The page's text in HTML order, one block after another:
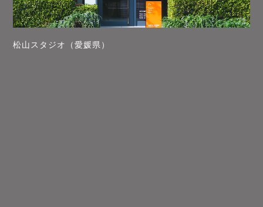
松山スタジオ（愛媛県）